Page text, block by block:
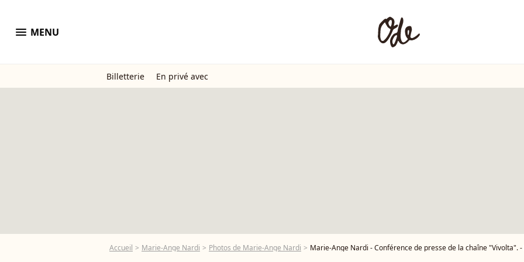
menu MENU
Billetterie En privé avec
Accueil Marie-Ange Nardi Photos de Marie-Ange Nardi Marie-Ange Nardi - Conférence de presse de la chaîne "Vivolta". -